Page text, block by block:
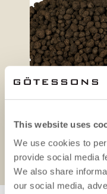
This website uses
We use cookies to
provide social media
We also share
our social media,
Produktblatt